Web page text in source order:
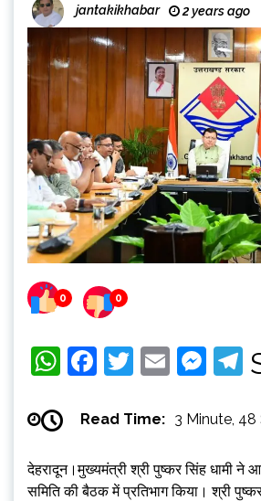
jantakikhabar 2 years ago
0 0
WhatsApp
Facebook
Twitter
Email
Read Time: 3 Minute,
देहरादून।मुख्यमंत्री श्री पुष्कर सिंह धामी ने
समिति की बैठक में प्रतिभाग किया। श्री